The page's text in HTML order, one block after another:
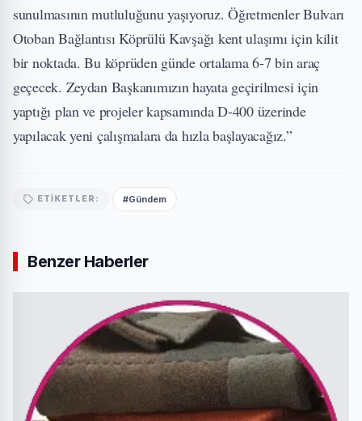
sunulmasının mutluluğunu yaşıyoruz. Öğretmenler Bulvarı
Otoban Bağlantısı Köprülü Kavşağı kent ulaşımı için kilit
bir noktada. Bu köprüden günde ortalama 6-7 bin araç
geçecek. Zeydan Başkanımızın hayata geçirilmesi için
yaptığı plan ve projeler kapsamında D-400 üzerinde
yapılacak yeni çalışmalara da hızla başlayacağız.”
ETIKETLER: #Gündem
Benzer Haberler